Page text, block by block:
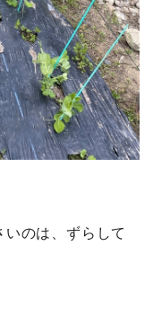
のは、ずらして